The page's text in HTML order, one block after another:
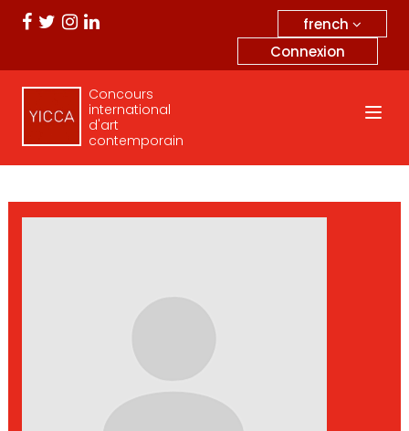
french
Connexion
Concours
international
d'art
contemporain